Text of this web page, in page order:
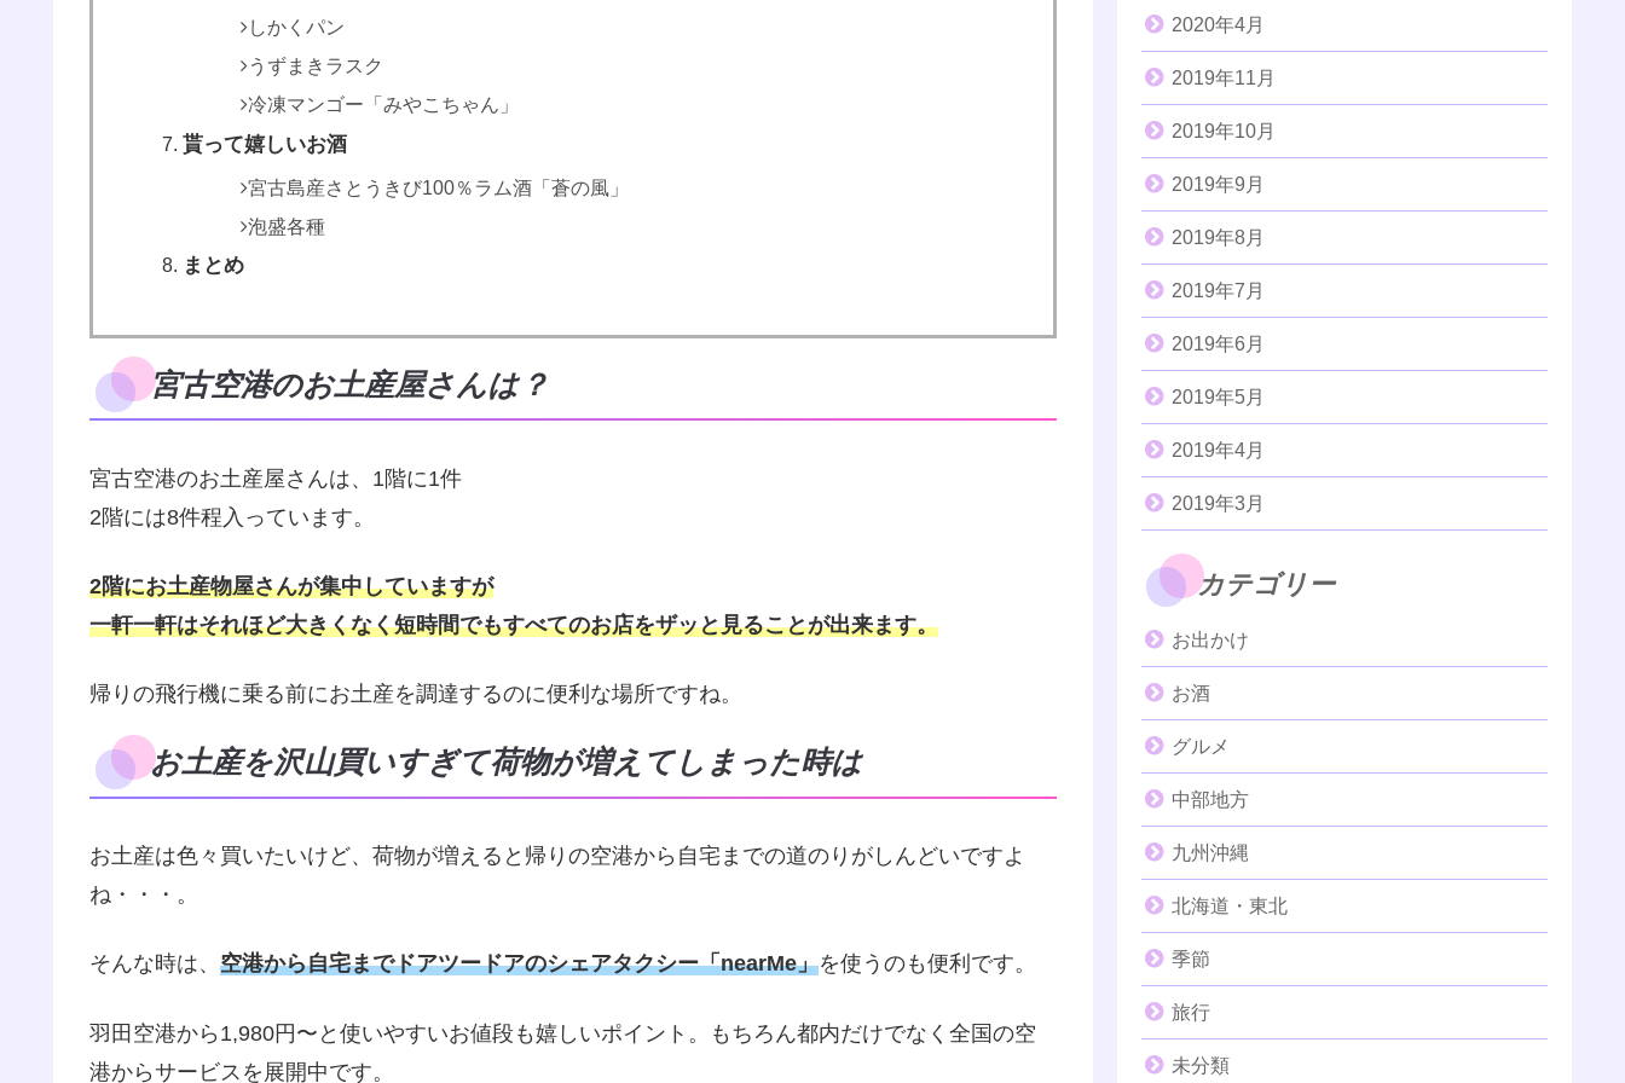
しかくパン
うずまきラスク
冷凍マンゴー「みやこちゃん」
貰って嬉しいお酒
宮古島産さとうきび100％ラム酒「蒼の風」
泡盛各種
まとめ
宮古空港のお土産屋さんは？
宮古空港のお土産屋さんは、1階に1件
2階には8件程入っています。
2階にお土産物屋さんが集中していますが
一軒一軒はそれほど大きくなく短時間でもすべてのお店をザッと見ることが出来ます。
帰りの飛行機に乗る前にお土産を調達するのに便利な場所ですね。
お土産を沢山買いすぎて荷物が増えてしまった時は
お土産は色々買いたいけど、荷物が増えると帰りの空港から自宅までの道のりがしんどいですよ
ね・・・。
そんな時は、 空港から自宅までドアツードアのシェアタクシー「nearMe」を使うのも便利です。
羽田空港から1,980円〜と使いやすいお値段も嬉しいポイント。もちろん都内だけでなく全国の空
港からサービスを展開中です。
2020年4月
2019年11月
2019年10月
2019年9月
2019年8月
2019年7月
2019年6月
2019年5月
2019年4月
2019年3月
カテゴリー
お出かけ
お酒
グルメ
中部地方
九州沖縄
北海道・東北
季節
旅行
未分類